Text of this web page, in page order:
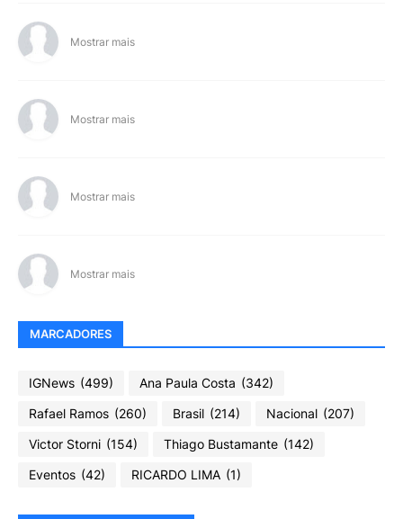
Mostrar mais
Mostrar mais
Mostrar mais
Mostrar mais
MARCADORES
IGNews (499) Ana Paula Costa (342)
Rafael Ramos (260) Brasil (214) Nacional (207)
Victor Storni (154) Thiago Bustamante (142)
Eventos (42) RICARDO LIMA (1)